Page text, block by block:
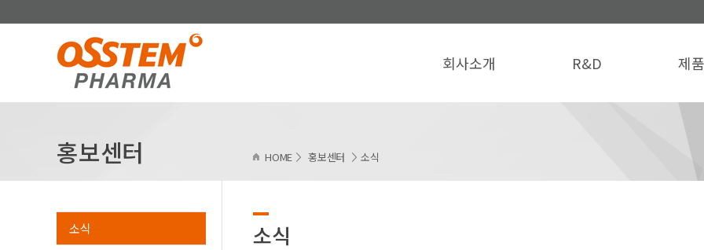
회사소개 R&D 제
HOME 홍보센터 소식
홍보센터
소식
소식